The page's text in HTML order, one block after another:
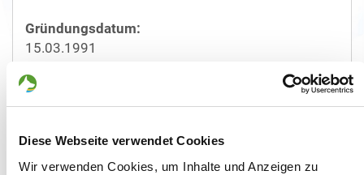
Diese Webseite verwendet Cookies
Wir verwenden Cookies, um Inhalte und Anzeigen zu
Gründungsdatum:
15.03.1991
Züchtername:
Michael Tietz
Straße/Nr.:
Nielsenstr. 22